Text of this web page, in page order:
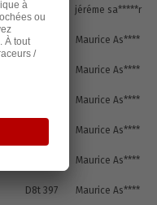
jéréme sa*****r
D8t 397 Maurice As****
Maurice As****
Maurice As****
Maurice As****
Maurice As****
D8t 397 Maurice As****